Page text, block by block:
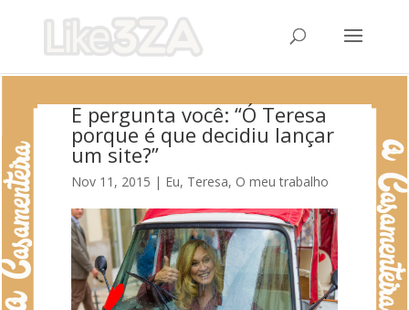
E pergunta você: “Ó Teresa
porque é que decidiu lançar
um site?”
Nov 11, 2015 | Eu, Teresa, O meu trabalho